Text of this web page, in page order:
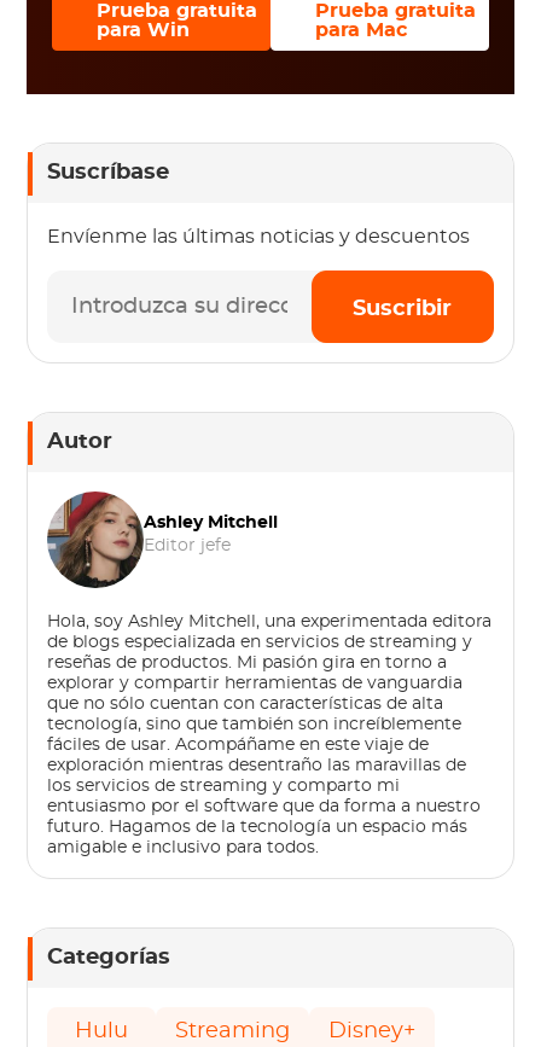
Prueba gratuita
para Win
Prueba gratuita
para Mac
Suscríbase
Envíenme las últimas noticias y descuentos
Suscribir
Autor
Ashley Mitchell
Editor jefe
Hola, soy Ashley Mitchell, una experimentada editora
de blogs especializada en servicios de streaming y
reseñas de productos. Mi pasión gira en torno a
explorar y compartir herramientas de vanguardia
que no sólo cuentan con características de alta
tecnología, sino que también son increíblemente
fáciles de usar. Acompáñame en este viaje de
exploración mientras desentraño las maravillas de
los servicios de streaming y comparto mi
entusiasmo por el software que da forma a nuestro
futuro. Hagamos de la tecnología un espacio más
amigable e inclusivo para todos.
Categorías
Hulu Streaming Disney+